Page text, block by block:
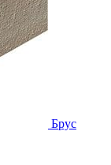
Брус